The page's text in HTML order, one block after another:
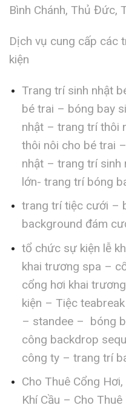
Bình Chánh, Thủ Đức,
Dịch vụ cung cấp các
kiện
Trang trí sinh nhật
bé trai – bóng bay
nhật – trang trí thôi
thôi nôi cho bé trai
nhật – trang trí sinh
lớn- trang trí bóng
trang trí tiệc cưới –
background đám
tổ chức sự kiện lễ
khai trương spa –
cổng hơi khai
kiện – Tiệc
– standee – bóng
công backdrop
công ty – trang trí
Cho Thuê Cổng
Khí Cầu – Cho